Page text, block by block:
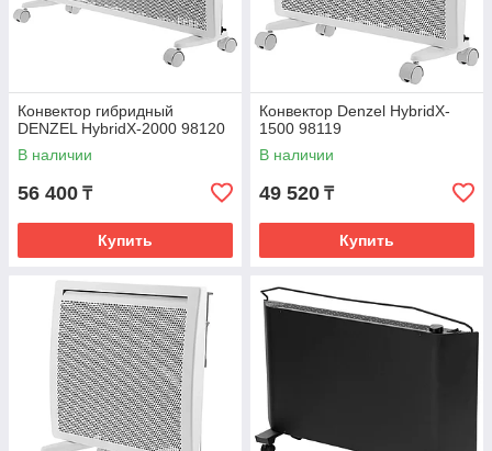
Конвектор гибридный
DENZEL HybridX-2000 98120
В наличии
56 400 ₸
Купить
Конвектор Denzel HybridX-
1500 98119
В наличии
49 520 ₸
Купить